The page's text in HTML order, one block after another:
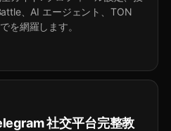
、AI エージェント、TON
を網羅します。
社交平台完整教